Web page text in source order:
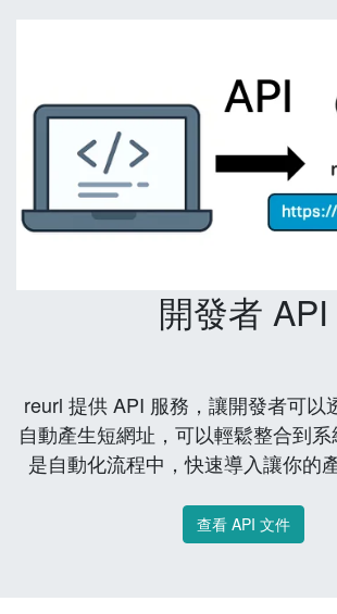
開發者 API
reurl 提供 API 服務，讓開發者可以
自動產生短網址，可以輕鬆整合到
是自動化流程中，快速導入讓你的
查看 API 文件